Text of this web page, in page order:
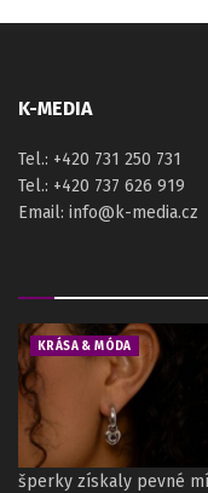
K-MEDIA
Tel.: +420 731 250 731
Tel.: +420 737 626 919
Email: info@k-media.cz
KRÁSA & MÓDA
šperky získaly pevné